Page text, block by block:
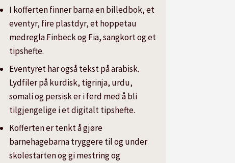
I kofferten finner barna en billedbok, et
eventyr, fire plastdyr, et hoppetau
medregla Finbeck og Fia, sangkort og et
tipshefte.
Eventyret har også tekst på arabisk.
Lydfiler på kurdisk, tigrinja, urdu,
somali og persisk er i ferd med å bli
tilgjengelige i et digitalt tipshefte.
Kofferten er tenkt å gjøre
barnehagebarna tryggere til og under
skolestarten og gi mestring og